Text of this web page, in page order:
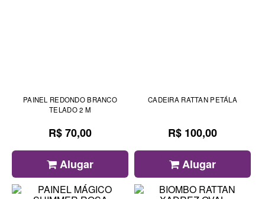
PAINEL REDONDO BRANCO
TELADO 2 M
R$ 70,00
Alugar
CADEIRA RATTAN PETÁLA
R$ 100,00
Alugar